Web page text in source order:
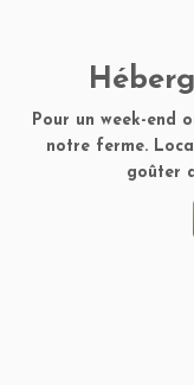
Pour un week-end
notre ferme.
goûter